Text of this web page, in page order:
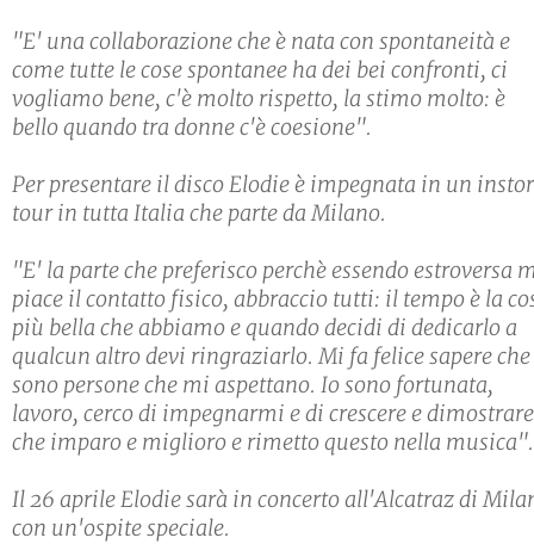
"E' una collaborazione che è nata con spontaneità e
come tutte le cose spontanee ha dei bei confronti, ci
vogliamo bene, c'è molto rispetto, la stimo molto: è
bello quando tra donne c'è coesione".
Per presentare il disco Elodie è impegnata in un
tour in tutta Italia che parte da Milano.
"E' la parte che preferisco perchè essendo estroversa
piace il contatto fisico, abbraccio tutti: il tempo è la
più bella che abbiamo e quando decidi di dedicarlo a
qualcun altro devi ringraziarlo. Mi fa felice sapere
sono persone che mi aspettano. Io sono fortunata,
lavoro, cerco di impegnarmi e di crescere e dimostrare
che imparo e miglioro e rimetto questo nella musica".
Il 26 aprile Elodie sarà in concerto all'Alcatraz di
con un'ospite speciale.